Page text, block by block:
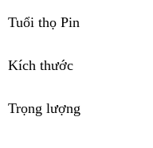
Tuổi thọ
Kích
Trọng